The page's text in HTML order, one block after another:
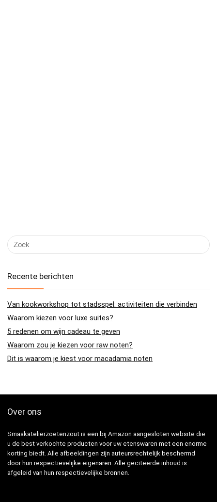
Recente berichten
Van kookworkshop tot stadsspel: activiteiten die verbinden
Waarom kiezen voor luxe suites?
5 redenen om wijn cadeau te geven
Waarom zou je kiezen voor raw noten?
Dit is waarom je kiest voor macadamia noten
Over ons
Smaakatelierzoetenzout is een bij Amazon aangesloten website die
u de best verkochte producten voor uw etenswaren met een enorme
korting biedt. Alle afbeeldingen zijn auteursrechtelijk beschermd
door hun respectievelijke eigenaren. Alle geciteerde inhoud is
afgeleid van hun respectievelijke bronnen.